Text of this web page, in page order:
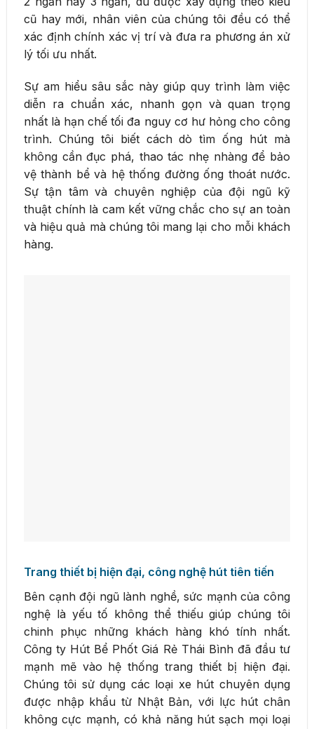
cũ hay mới, nhân viên của chúng tôi đều có thể
xác định chính xác vị trí và đưa ra phương án xử
lý tối ưu nhất.
Sự am hiểu sâu sắc này giúp quy trình làm việc
diễn ra chuẩn xác, nhanh gọn và quan trọng
nhất là hạn chế tối đa nguy cơ hư hỏng cho công
trình. Chúng tôi biết cách dò tìm ống hút mà
không cần đục phá, thao tác nhẹ nhàng để bảo
vệ thành bể và hệ thống đường ống thoát nước.
Sự tận tâm và chuyên nghiệp của đội ngũ kỹ
thuật chính là cam kết vững chắc cho sự an toàn
và hiệu quả mà chúng tôi mang lại cho mỗi khách
hàng.
Trang thiết bị hiện đại, công nghệ hút tiên tiến
Bên cạnh đội ngũ lành nghề, sức mạnh của công
nghệ là yếu tố không thể thiếu giúp chúng tôi
chinh phục những khách hàng khó tính nhất.
Công ty Hút Bể Phốt Giá Rẻ Thái Bình đã đầu tư
mạnh mẽ vào hệ thống trang thiết bị hiện đại.
Chúng tôi sử dụng các loại xe hút chuyên dụng
được nhập khẩu từ Nhật Bản, với lực hút chân
không cực mạnh, có khả năng hút sạch mọi loại